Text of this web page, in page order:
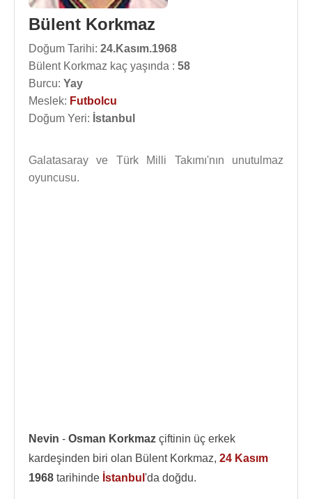
Bülent Korkmaz
Doğum Tarihi: 24.Kasım.1968
Bülent Korkmaz kaç yaşında : 58
Burcu: Yay
Meslek: Futbolcu
Doğum Yeri: İstanbul
Galatasaray ve Türk Milli Takımı'nın unutulmaz
oyuncusu.
Nevin - Osman Korkmaz çiftinin üç erkek
kardeşinden biri olan Bülent Korkmaz, 24 Kasım
1968 tarihinde İstanbul 'da doğdu.